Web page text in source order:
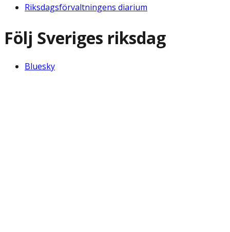
Riksdagsförvaltningens diarium
Följ Sveriges riksdag
Bluesky